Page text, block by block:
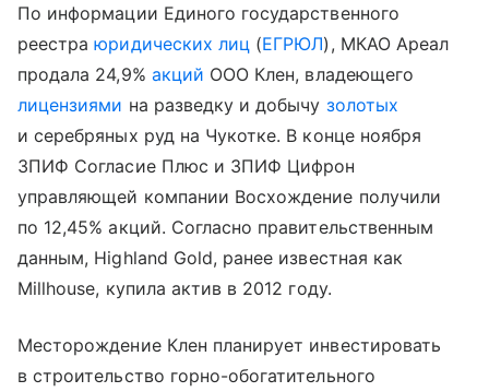
По информации Единого государственного
реестраюридических лиц (ЕГРЮЛ), МКАО Ареал
продала 24,9% акций ООО Клен, владеющего
лицензиями на разведку и добычу золотых
и серебряных руд на Чукотке. В конце ноября
ЗПИФ Согласие Плюс и ЗПИФ Цифрон
управляющей компании Восхождение получили
по 12,45% акций. Согласно правительственным
данным, Highland Gold, ранее известная как
Millhouse, купила актив в 2012 году.
Месторождение Клен планирует инвестировать
в строительство горно-обогатительного